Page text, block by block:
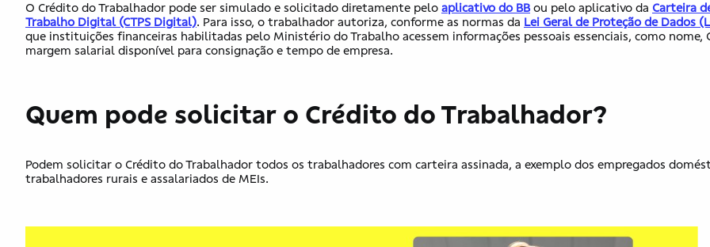
O Crédito do Trabalhador pode ser simulado e solicitado diretamente pelo aplicativo do BB ou pelo aplicativo da Carteira
Trabalho Digital (CTPS Digital). Para isso, o trabalhador autoriza, conforme as normas da Lei Geral de Proteção de Dados
que instituições financeiras habilitadas pelo Ministério do Trabalho acessem informações pessoais essenciais, como nome,
margem salarial disponível para consignação e tempo de empresa.
Quem pode solicitar o Crédito do Trabalhador?
Podem solicitar o Crédito do Trabalhador todos os trabalhadores com carteira assinada, a exemplo dos empregados
trabalhadores rurais e assalariados de MEIs.​